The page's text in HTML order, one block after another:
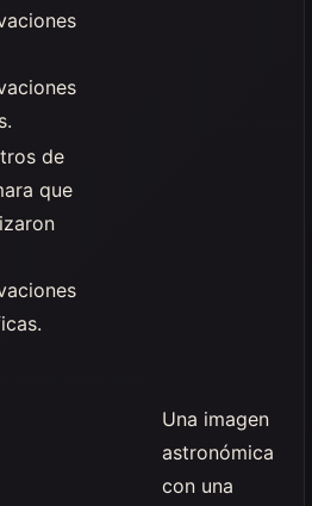
de
que
Una imagen
astronómica
con una